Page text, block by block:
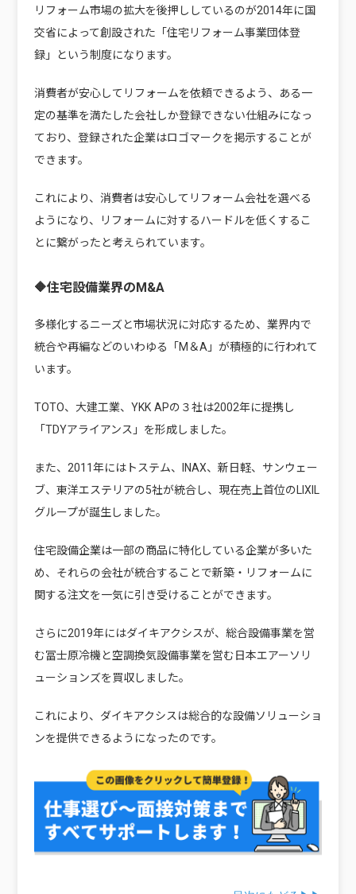
リフォーム市場の拡大を後押ししているのが2014年に国
交省によって創設された「住宅リフォーム事業団体登
録」という制度になります。
消費者が安心してリフォームを依頼できるよう、ある一
定の基準を満たした会社しか登録できない仕組みになっ
ており、登録された企業はロゴマークを掲示することが
できます。
これにより、消費者は安心してリフォーム会社を選べる
ようになり、リフォームに対するハードルを低くするこ
とに繋がったと考えられています。
🔶住宅設備業界のM&A
多様化するニーズと市場状況に対応するため、業界内で
統合や再編などのいわゆる「M＆A」が積極的に行われて
います。
TOTO、大建工業、YKK APの３社は2002年に提携し
「TDYアライアンス」を形成しました。
また、2011年にはトステム、INAX、新日軽、サンウェー
ブ、東洋エステリアの5社が統合し、現在売上首位のLIXIL
グループが誕生しました。
住宅設備企業は一部の商品に特化している企業が多いた
め、それらの会社が統合することで新築・リフォームに
関する注文を一気に引き受けることができます。
さらに2019年にはダイキアクシスが、総合設備事業を営
む冨士原冷機と空調換気設備事業を営む日本エアーソリ
ューションズを買収しました。
これにより、ダイキアクシスは総合的な設備ソリューショ
ンを提供できるようになったのです。